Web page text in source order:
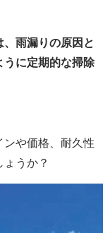
雨漏りの原因と
うに定期的な掃除
や価格、耐久性
うか？